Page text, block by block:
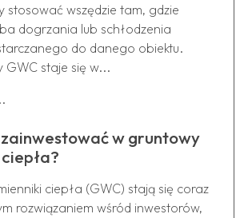
stosować wszędzie tam, gdzie
dogrzania lub schłodzenia
do danego obiektu.
staje się w...
w gruntowy
ciepła (GWC) stają się coraz
rozwiązaniem wśród inwestorów,